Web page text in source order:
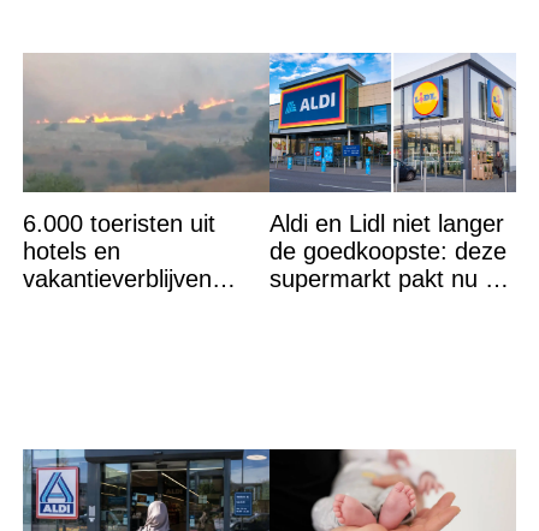
6.000 toeristen uit
hotels en
vakantieverblijven
Aldi en Lidl niet langer
de goedkoopste: deze
supermarkt pakt nu de